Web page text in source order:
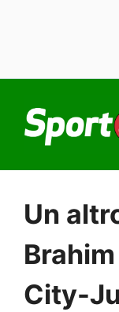
contenuto
Un
City-